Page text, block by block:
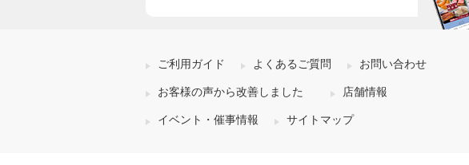
ご利用ガイド よくあるご質問 お問い合わせ
お客様の声から改善しました 店舗情報
イベント・催事情報 サイトマップ